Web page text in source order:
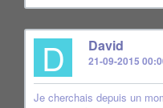
D David
21-09-2015
Je cherchais depuis un